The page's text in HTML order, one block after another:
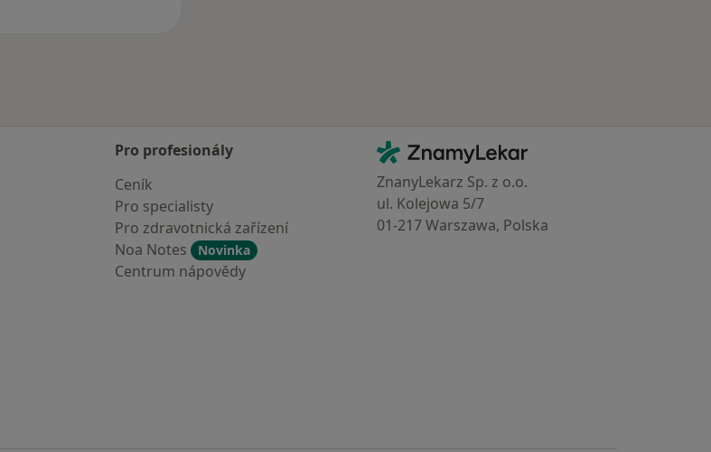
Pro profesionály
Ceník
Pro specialisty
Pro zdravotnická zařízení
Noa Notes
Novinka
Centrum nápovědy
Kontakt
ZnamyLekar - Hlavní stránka
ZnanyLekarz Sp. z o.o.
ul. Kolejowa 5/7
01-217 Warszawa, Polska